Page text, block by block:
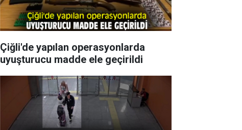
Çiğli'de yapılan operasyonlarda
uyuşturucu madde ele geçirildi